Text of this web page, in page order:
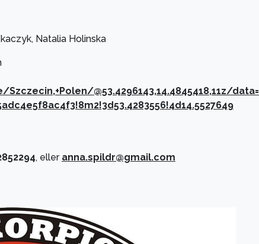
Natalia Holinska
@53.4296143,14.4845418,11z/data=
, eller anna.spildr@gmail.com